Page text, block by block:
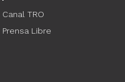
Canal TRO
Prensa Libre